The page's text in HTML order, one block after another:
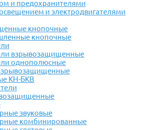
и предохранителями
и электродвигателями
кнопочные
кнопочные
взрывозащищенные
однополюсные
КН-БКВ
звуковые
комбинированные